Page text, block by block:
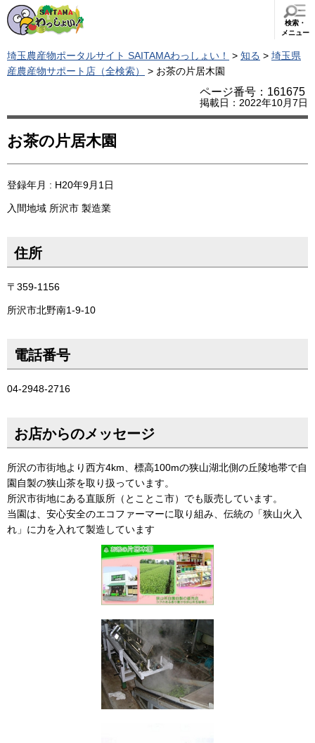
検索・
メニュー
埼玉農産物ポータルサイト SAITAMAわっしょい！ > 知る > 埼玉県
産農産物サポート店（全検索）
> お茶の片居木園
ページ番号：161675
掲載日：2022年10月7日
お茶の片居木園
登録年月 : H20年9月1日
入間地域 所沢市 製造業
住所
〒359-1156
所沢市北野南1-9-10
電話番号
04-2948-2716
お店からのメッセージ
所沢の市街地より西方4km、標高100mの狭山湖北側の丘陵地帯で自
園自製の狭山茶を取り扱っています。
所沢市街地にある直販所（とことこ市）でも販売しています。
当園は、安心安全のエコファーマーに取り組み、伝統の「狭山火入
れ」に力を入れて製造しています